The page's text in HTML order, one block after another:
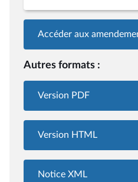
Accéder aux
Autres formats :
Version PDF
Version HTML
Notice XML